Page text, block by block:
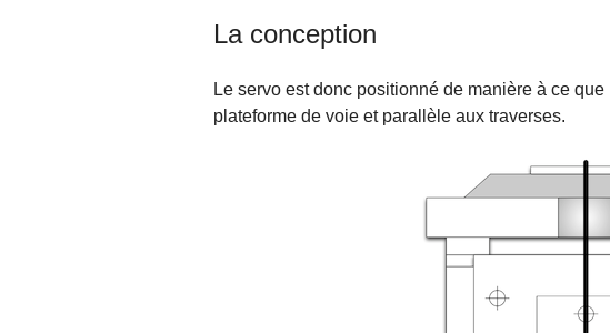
La conception
Le servo est donc positionné de manière à ce
plateforme de voie et parallèle aux traverses.